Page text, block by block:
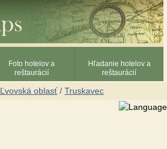
Foto hotelov a
reštaurácií
Hľadanie hotelov a
reštaurácií
Ľvovská oblasť/ Truskavec